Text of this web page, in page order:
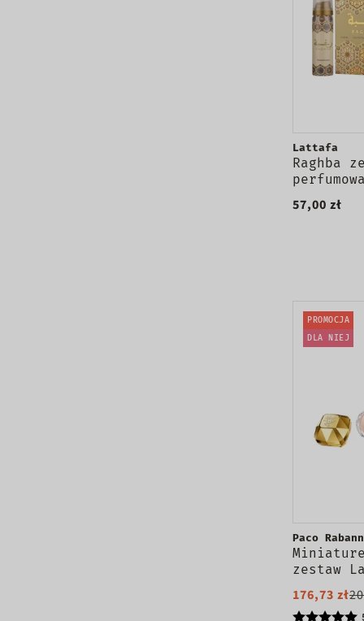
Lattafa
Raghba
57,00 zł
PROMOCJA
DLA NIEJ
Paco
zestaw
Olympea
176,73 zł